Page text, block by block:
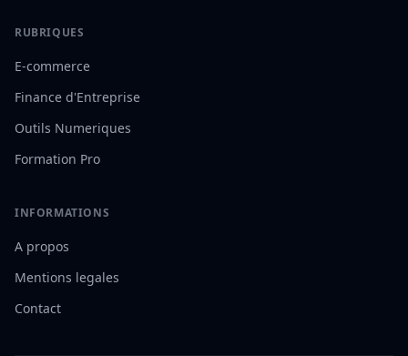
RUBRIQUES
E-commerce
Finance d'Entreprise
Outils Numeriques
Formation Pro
INFORMATIONS
A propos
Mentions legales
Contact